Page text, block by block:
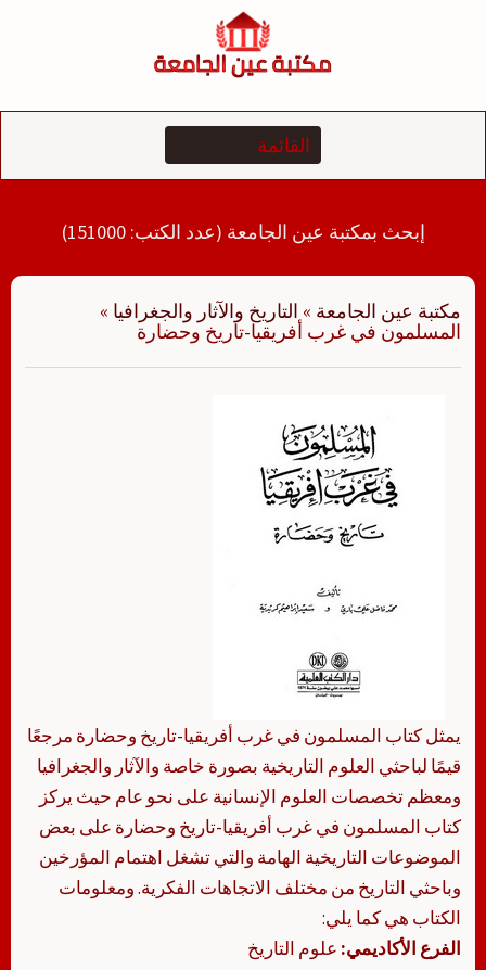
إبحث بمكتبة عين الجامعة (عدد الكتب: 151000)
مكتبة عين الجامعة » التاريخ والآثار والجغرافيا »
المسلمون في غرب أفريقيا-تاريخ وحضارة
يمثل كتاب المسلمون في غرب أفريقيا-تاريخ وحضارة مرجعًا
قيمًا لباحثي العلوم التاريخية بصورة خاصة والآثار والجغرافيا
ومعظم تخصصات العلوم الإنسانية على نحو عام حيث يركز
كتاب المسلمون في غرب أفريقيا-تاريخ وحضارة على بعض
الموضوعات التاريخية الهامة والتي تشغل اهتمام المؤرخين
وباحثي التاريخ من مختلف الاتجاهات الفكرية. ومعلومات
الكتاب هي كما يلي:
الفرع الأكاديمي: علوم التاريخ